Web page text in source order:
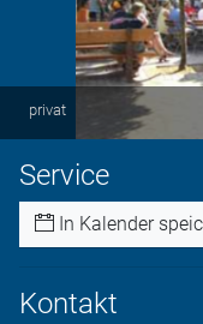
privat
Service
In Kalender
Kontakt